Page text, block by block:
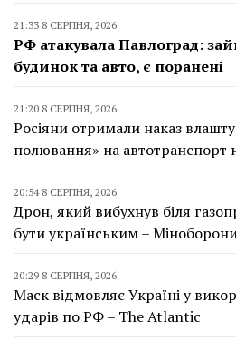
21:33 8 СЕРПНЯ, 2026
РФ атакувала Павлоград:
будинок та авто, є поранені
21:20 8 СЕРПНЯ, 2026
Росіяни отримали наказ
полювання» на
20:54 8 СЕРПНЯ, 2026
Дрон, який вибухнув біля
бути українським –
20:29 8 СЕРПНЯ, 2026
Маск відмовляє Україні у
ударів по РФ – The Atlantic